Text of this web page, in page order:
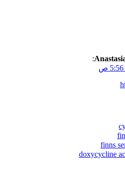
:
finns
doxycycline